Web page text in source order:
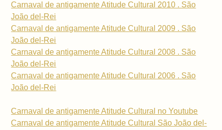
Carnaval de antigamente Atitude Cultural 2010 . São
João del-Rei
Carnaval de antigamente Atitude Cultural 2009 . São
João del-Rei
Carnaval de antigamente Atitude Cultural 2008 . São
João del-Rei
Carnaval de antigamente Atitude Cultural 2006 . São
João del-Rei
Carnaval de antigamente Atitude Cultural no Youtube
Carnaval de antigamente Atitude Cultural São João del-